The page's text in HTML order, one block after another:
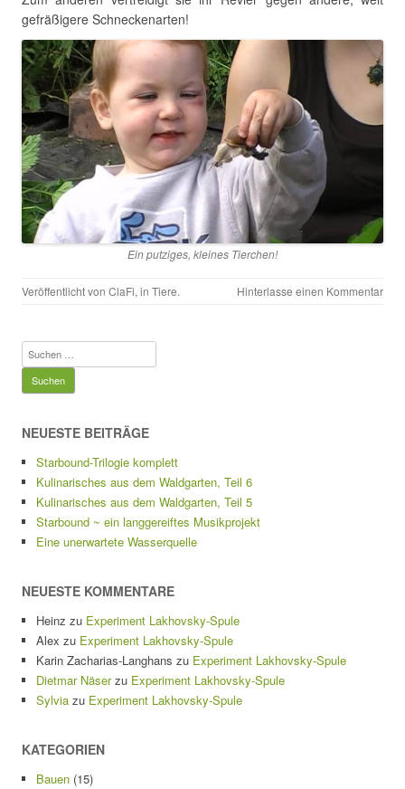
gefräßigere Schneckenarten!
Ein putziges, kleines Tierchen!
Veröffentlicht von ClaFi, in Tiere. Hinterlasse einen Kommentar
Suchen
nach:
NEUESTE BEITRÄGE
Starbound-Trilogie komplett
Kulinarisches aus dem Waldgarten, Teil 6
Kulinarisches aus dem Waldgarten, Teil 5
Starbound ~ ein langgereiftes Musikprojekt
Eine unerwartete Wasserquelle
NEUESTE KOMMENTARE
Heinz zu Experiment Lakhovsky-Spule
Alex zu Experiment Lakhovsky-Spule
Karin Zacharias-Langhans zu Experiment Lakhovsky-Spule
Dietmar Näserzu Experiment Lakhovsky-Spule
Sylvia zu Experiment Lakhovsky-Spule
KATEGORIEN
Bauen (15)